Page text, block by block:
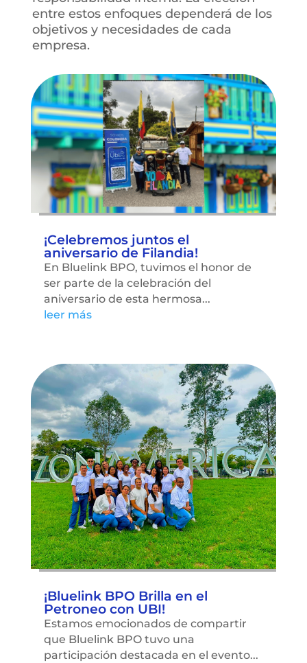
entre estos enfoques dependerá de los
objetivos y necesidades de cada
empresa.
¡Celebremos juntos el
aniversario de Filandia!
En Bluelink BPO, tuvimos el honor de
ser parte de la celebración del
aniversario de esta hermosa...
leer más
¡Bluelink BPO Brilla en el
Petroneo con UBI!
Estamos emocionados de compartir
que Bluelink BPO tuvo una
participación destacada en el evento...